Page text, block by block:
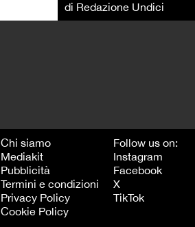
di Redazione Undici
Chi siamo
Mediakit
Pubblicità
Termini e condizioni
Privacy Policy
Cookie Policy
Follow us on:
Instagram
Facebook
X
TikTok